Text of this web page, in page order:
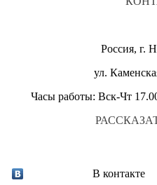
Россия, г.
ул.
Часы работы: Вск-Чт
В контакте